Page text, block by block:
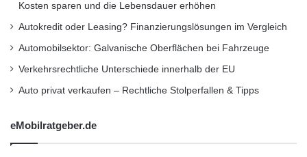
Insekten auf Karosserie und Scheiben?
(Mikrofaser-)Schwamm drüber!
Mit dem praktischen Mikrofaser-Schwamm
wird jede Autohandwäsche im Sommer zum
kurzweiligen Vergnügen. Durch sein
Kosten sparen und die Lebensdauer erhöhen
Autokredit oder Leasing? Finanzierungslösungen im Vergleich
Automobilsektor: Galvanische Oberflächen bei Fahrzeuge
Verkehrsrechtliche Unterschiede innerhalb der EU
Auto privat verkaufen – Rechtliche Stolperfallen & Tipps
eMobilratgeber.de